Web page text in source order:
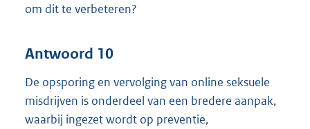
om dit te verbeteren?
Antwoord 10
De opsporing en vervolging van online seksuele
misdrijven is onderdeel van een bredere aanpak,
waarbij ingezet wordt op preventie,